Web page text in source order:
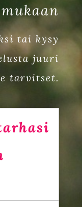
mukaan
tai kysy
juuri
tarvitset.